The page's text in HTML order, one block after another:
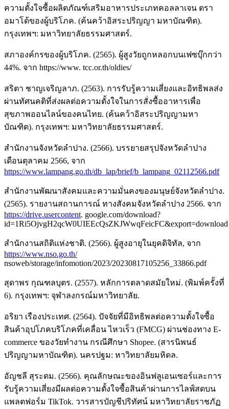
ความตั้งใจซื้อผลิตภัณฑ์เสริมอาหารประเภทคอลลาเจน ตรา
อมาโด้ของผู้บริโภค. (ค้นคว้าอิสระปริญญา มหาบัณฑิต).
กรุงเทพฯ: มหาวิทยาลัยธรรมศาสตร์.
สภาองค์กรของผู้บริโภค. (2565). ผู้สูงวัยถูกหลอกบนเฟซบุ๊กกว่า
44%. จาก https://www. tcc.or.th/oldies/
สริตา ชาญเจริญลาภ. (2563). การรับรู้ความเสี่ยงและอิทธิพลส่ง
ผ่านทัศนคติที่ส่งผลต่อความตั้งใจในการสั่งซื้ออาหารเพื่อ
สุขภาพออนไลน์ของคนไทย. (ค้นคว้าอิสระปริญญามหา
บัณฑิต). กรุงเทพฯ: มหาวิทยาลัยธรรมศาสตร์.
สำนักงานจังหวัดลำปาง. (2566). บรรยายสรุปจังหวัดลำปาง
เดือนตุลาคม 2566, จาก
https://www.lampang.go.th/db_lap/brief/b_lampang_02112566.pdf
สำนักงานพัฒนาสังคมและความมั่นคงของมนุษย์จังหวัดลำปาง.
(2565). รายงานสถานการณ์ ทางสังคมจังหวัดลำปาง 2566. จาก
https://drive.usercontent. google.com/download?
id=1Ri5OjvgH2qcW0UIEEcQsZKJWwqFeicFC&export=download
สำนักงานสถิติแห่งชาติ. (2566). ผู้สูงอายุในยุคดิจิทัล, จาก
https://www.nso.go.th/
nsoweb/storage/infomotion/2023/20230817105256_33866.pdf
สุดาพร กุณฑลบุตร. (2557). หลักการตลาดสมัยใหม่. (พิมพ์ครั้งที่
6). กรุงเทพฯ: จุฬาลงกรณ์มหาวิทยาลัย.
อริยา เรืองประเทศ. (2564). ปัจจัยที่มีอิทธิพลต่อความตั้งใจซื้อ
สินค้าอุปโภคบริโภคที่เคลื่อน ไหวเร็ว (FMCG) ผ่านช่องทาง E-
commerce ของวัยทำงาน กรณีศึกษา Shopee. (สารนิพนธ์
ปริญญามหาบัณฑิต). นครปฐม: หาวิทยาลัยมหิดล.
อัญชลี สุระดม. (2566). คุณลักษณะของอินฟลูเอนเซอร์และการ
รับรู้ความเสี่ยงมีผลต่อความตั้งใจซื้อสินค้าผ่านการไลฟ์สดบน
แพลตฟอร์ม TikTok. วารสารบัญชีปริทัศน์ มหาวิทยาลัยราชภัฏ